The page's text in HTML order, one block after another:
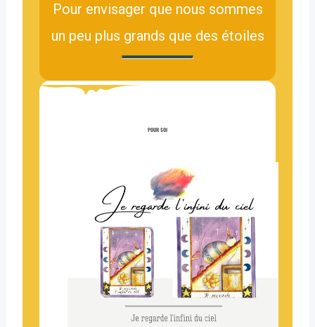
Pour envisager que nous sommes
un peu plus grands que des étoiles
POUR SOI